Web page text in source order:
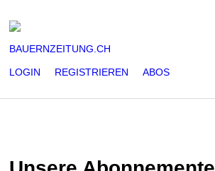
LOGIN REGISTRIEREN ABOS
BAUERNZEITUNG.CH